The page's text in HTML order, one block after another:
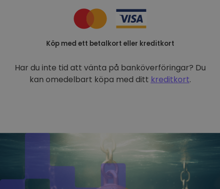
Köp med ett betalkort eller kreditkort
Har du inte tid att vänta på banköverföringar? Du
kan omedelbart köpa med ditt kreditkort.